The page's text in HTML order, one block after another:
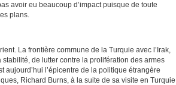
avoir eu beaucoup d’impact puisque de toute
plans.
La frontière commune de la Turquie avec l’Irak,
stabilité, de lutter contre la prolifération des armes
l’épicentre de la politique étrangère
Richard Burns, à la suite de sa visite en Turquie